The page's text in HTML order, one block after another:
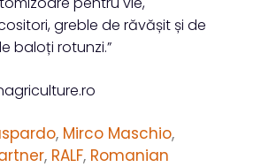
greble de răvășit și de
baloți rotunzi.”
, Mirco Maschio,
, RALF, Romanian